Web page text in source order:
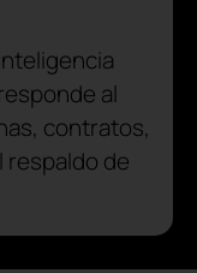
al
contratos,
de